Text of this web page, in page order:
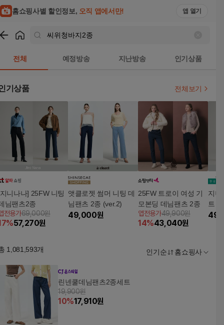
홈쇼핑사별 할인정보, 오직 앱에서만! 앱 열기
전체 예정방송 지난방송 인기상품
기상품 전체보기
니나나] 25FW 니팅
님팬츠2종
전용가69,000원
%57,270원
앳클로젯 썸머 니팅 데
님팬츠 2종 (ver.2)
49,000원
25FW 트로이 여성 기
모본딩 데님팬츠 2종
앱전용가49,900원
14%43,040원
지니
트
1,081,593개 인기순 홈쇼핑사
린넨쿨데님팬츠2종세트
19,900원
10%17,910원